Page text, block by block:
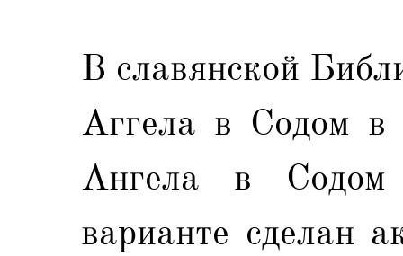
В славянской
Аггела в Содом
Ангела в Содом
варианте сделан